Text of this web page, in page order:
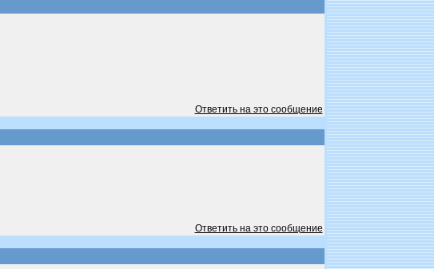
Ответить на это сообщение
Ответить на это сообщение